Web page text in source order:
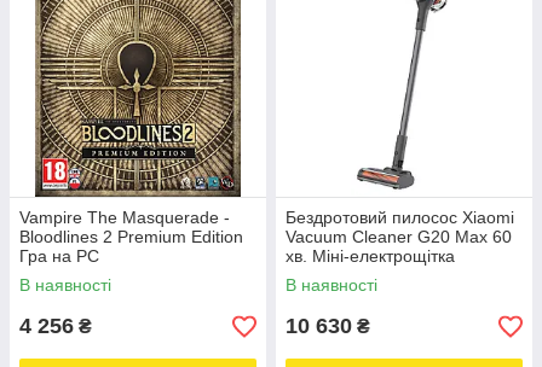
Vampire The Masquerade -
Bloodlines 2 Premium Edition
Гра на PC
В наявності
4 256 ₴
Бездротовий пилосос Xiaomi
Vacuum Cleaner G20 Max 60
хв. Міні-електрощітка
В наявності
10 630 ₴